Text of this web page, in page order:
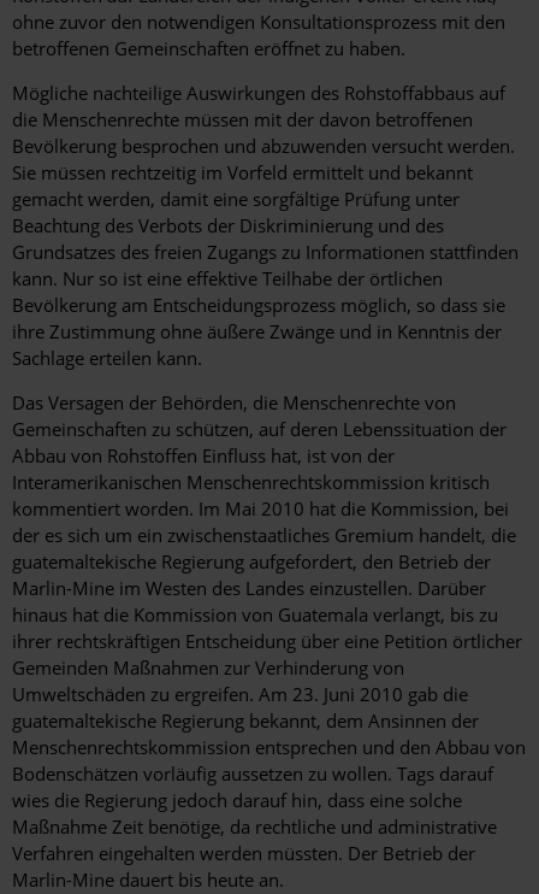
ohne zuvor den notwendigen Konsultationsprozess mit den
betroffenen Gemeinschaften eröffnet zu haben.
Mögliche nachteilige Auswirkungen des Rohstoffabbaus auf
die Menschenrechte müssen mit der davon betroffenen
Bevölkerung besprochen und abzuwenden versucht werden.
Sie müssen rechtzeitig im Vorfeld ermittelt und bekannt
gemacht werden, damit eine sorgfältige Prüfung unter
Beachtung des Verbots der Diskriminierung und des
Grundsatzes des freien Zugangs zu Informationen stattfinden
kann. Nur so ist eine effektive Teilhabe der örtlichen
Bevölkerung am Entscheidungsprozess möglich, so dass sie
ihre Zustimmung ohne äußere Zwänge und in Kenntnis der
Sachlage erteilen kann.
Das Versagen der Behörden, die Menschenrechte von
Gemeinschaften zu schützen, auf deren Lebenssituation der
Abbau von Rohstoffen Einfluss hat, ist von der
Interamerikanischen Menschenrechtskommission kritisch
kommentiert worden. Im Mai 2010 hat die Kommission, bei
der es sich um ein zwischenstaatliches Gremium handelt, die
guatemaltekische Regierung aufgefordert, den Betrieb der
Marlin-Mine im Westen des Landes einzustellen. Darüber
hinaus hat die Kommission von Guatemala verlangt, bis zu
ihrer rechtskräftigen Entscheidung über eine Petition örtlicher
Gemeinden Maßnahmen zur Verhinderung von
Umweltschäden zu ergreifen. Am 23. Juni 2010 gab die
guatemaltekische Regierung bekannt, dem Ansinnen der
Menschenrechtskommission entsprechen und den Abbau von
Bodenschätzen vorläufig aussetzen zu wollen. Tags darauf
wies die Regierung jedoch darauf hin, dass eine solche
Maßnahme Zeit benötige, da rechtliche und administrative
Verfahren eingehalten werden müssten. Der Betrieb der
Marlin-Mine dauert bis heute an.